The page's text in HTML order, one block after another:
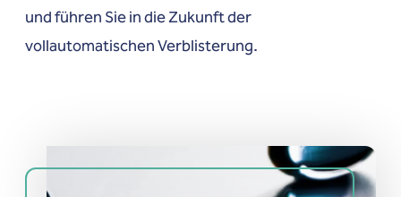
und führen Sie in die Zukunft der
vollautomatischen Verblisterung.